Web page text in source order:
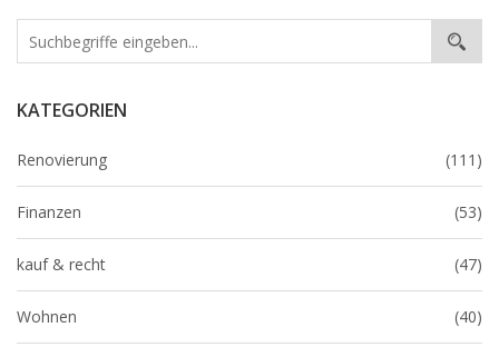
KATEGORIEN
Renovierung (111)
Finanzen (53)
kauf & recht (47)
Wohnen (40)